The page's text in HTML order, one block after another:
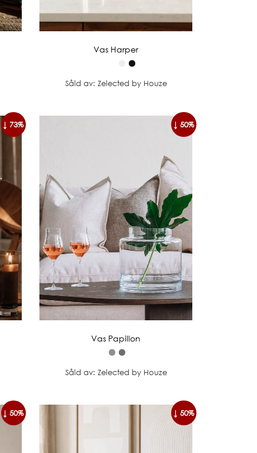
Vas Harper
Såld av: Zelected by Houze
↓ 73% ↓ 50%
Vas Papillon
Såld av: Zelected by Houze
↓ 50% ↓ 50%